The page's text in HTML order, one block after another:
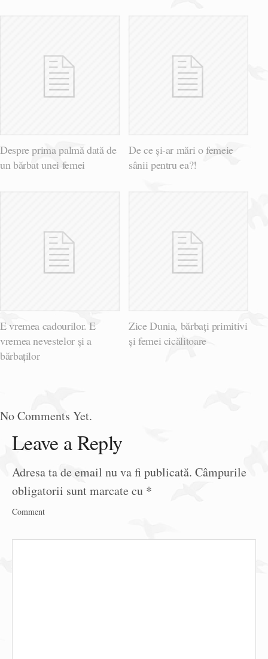
Despre prima palmă dată de
un bărbat unei femei
De ce și-ar mări o femeie
sânii pentru ea?!
E vremea cadourilor. E
vremea nevestelor și a
bărbaților
Zice Dunia, bărbați primitivi
și femei cicălitoare
No Comments Yet.
Leave a Reply
Adresa ta de email nu va fi publicată. Câmpurile
obligatorii sunt marcate cu *
Comment